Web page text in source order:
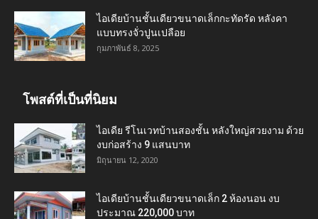
ไอเดียบ้านชั้นเดียวขนาดเล็กกะทัดรัด หลังคา
แบบทรงจั่วปูนเปลือย
กุมภาพันธ์ 8, 2025
โพสต์ที่เป็นที่นิยม
ไอเดีย รีโนเวทบ้านสองชั้น หลังใหญ่สวยงาม ด้วย
งบก่อสร้าง 9 แสนบาท
มิถุนายน 12, 2020
ไอเดียบ้านชั้นเดียวขนาดเล็ก 2 ห้องนอน งบ
ประมาณ 220,000 บาท